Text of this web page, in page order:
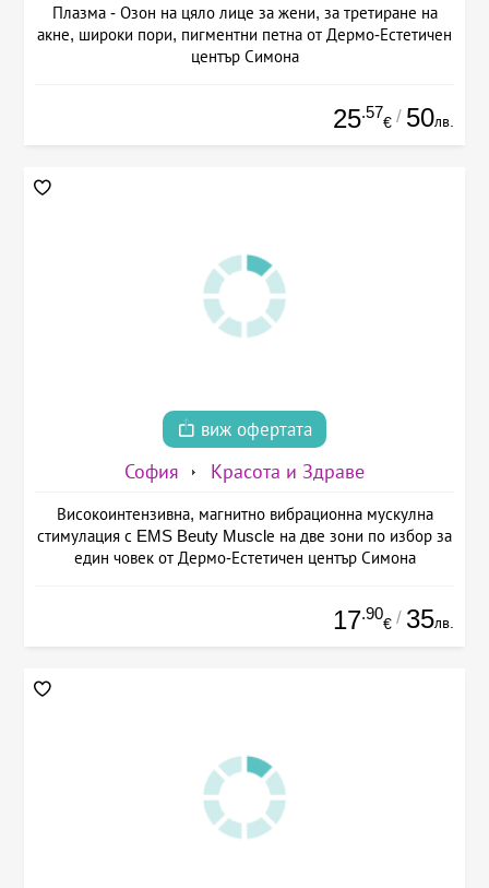
Плазма - Озон на цяло лице за жени, за третиране на
акне, широки пори, пигментни петна от Дермо-Естетичен
център Симона
25.57
€ / 50лв.
виж офертата
София Красота и Здраве
Високоинтензивна, магнитно вибрационна мускулна
стимулация с EMS Beuty Musclе на две зони по избор за
един човек от Дермо-Естетичен център Симона
17.90
€ / 35лв.